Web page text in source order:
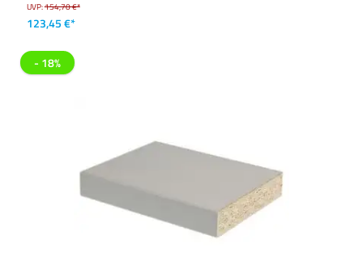
UVP:154,70 €*
123,45 €*
- 18%